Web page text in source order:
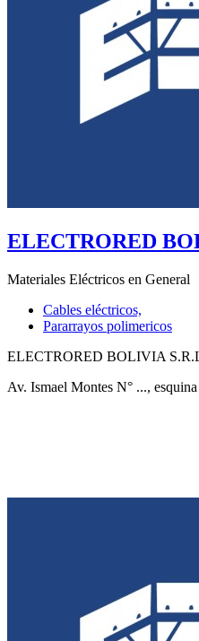
ELECTRORED
Materiales Eléctricos en General
Cables eléctricos,
Pararrayos polimericos
ELECTRORED BOLIVIA
Av. Ismael Montes N° ...,